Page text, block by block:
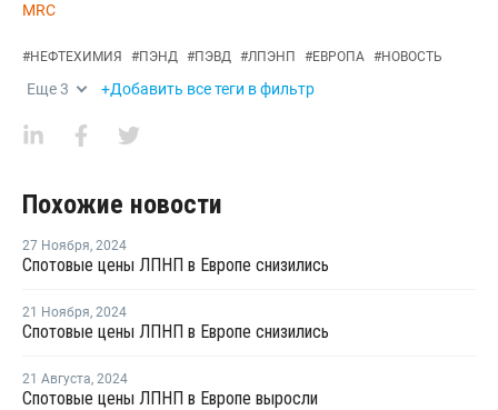
MRC
#НЕФТЕХИМИЯ #ПЭНД #ПЭВД #ЛПЭНП #ЕВРОПА #НОВОСТЬ
Еще3 +Добавить все теги в фильтр
Похожие новости
27 Ноября, 2024
Спотовые цены ЛПНП в Европе снизились
21 Ноября, 2024
Спотовые цены ЛПНП в Европе снизились
21 Августа, 2024
Спотовые цены ЛПНП в Европе выросли